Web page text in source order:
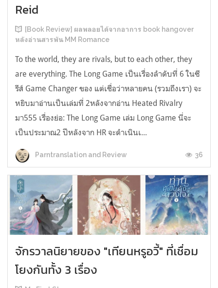
Reid
[Book Review] ผลพลอยได้จากอาการ book hangover
หลังอ่านสารพัน MM Romance
To the world, they are rivals, but to each other, they
are everything. The Long Game เป็นเรื่องลำดับที่ 6 ในซี
รีส์ Game Changer ของ แต่เชื่อว่าหลายคน (รวมถึงเรา) จะ
หยิบมาอ่านเป็นเล่มที่ 2หลังจากอ่าน Heated Rivalry
มา555 เรื่องย่อ: The Long Game เล่ม Long Game นี่จะ
เป็นประมาณ2 ปีหลังจาก HR จะดำเนินเ...
Parntranslation and Review 36
จักรวาลนิยายของ "เทียนหรูอวี้" ที่เชื่อม
โยงกันทั้ง 3 เรื่อง